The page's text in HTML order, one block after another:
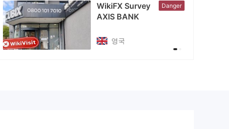
WikiFX Survey
AXIS BANK
Danger
영국